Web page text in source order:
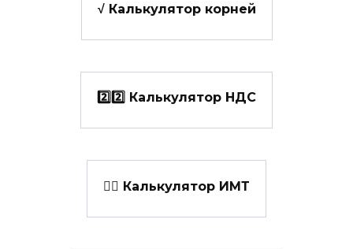
√ Калькулятор корней
2️⃣2️⃣ Калькулятор НДС
👩‍⚕️ Калькулятор ИМТ